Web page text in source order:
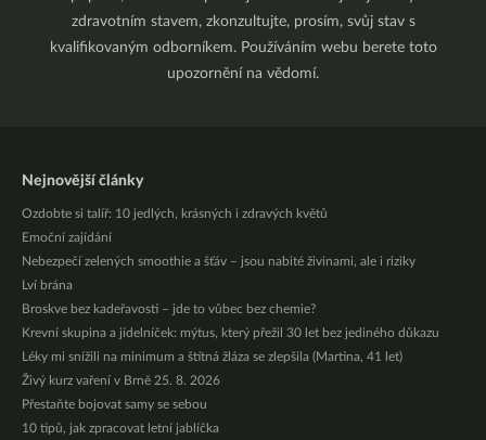
zdravotním stavem, zkonzultujte, prosím, svůj stav s
kvalifikovaným odborníkem. Používáním webu berete toto
upozornění na vědomí.
Nejnovější články
Ozdobte si talíř: 10 jedlých, krásných i zdravých květů
Emoční zajídání
Nebezpečí zelených smoothie a šťáv – jsou nabité živinami, ale i riziky
Lví brána
Broskve bez kadeřavosti – jde to vůbec bez chemie?
Krevní skupina a jídelníček: mýtus, který přežil 30 let bez jediného důkazu
Léky mi snížili na minimum a štítná žláza se zlepšila (Martina, 41 let)
Živý kurz vaření v Brně 25. 8. 2026
Přestaňte bojovat samy se sebou
10 tipů, jak zpracovat letní jablíčka